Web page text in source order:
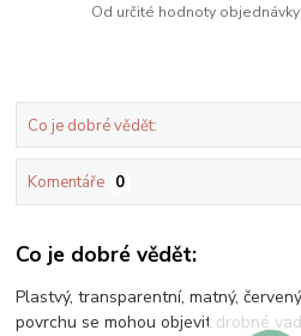
Od určité hodnoty
Co je dobré vědět:
Komentáře 0
Co je dobré vědět:
Plastvý, transparentní, matný,
povrchu se mohou objevit drobné